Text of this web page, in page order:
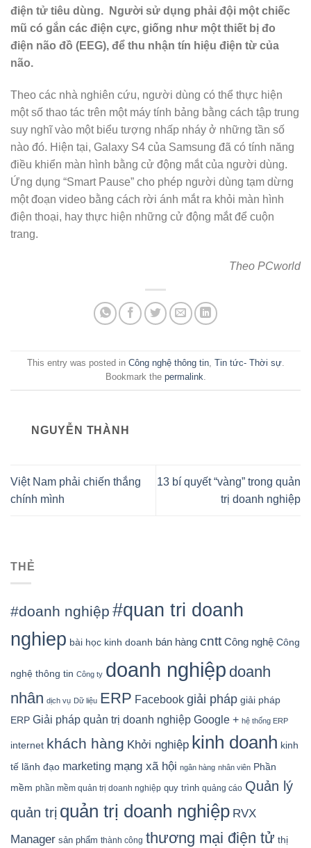
điện tử tiêu dùng. Người sử dụng phải đội một chiếc
mũ có gắn các điện cực, giống như một thiết bị đo
điện não đồ (EEG), để thu nhận tín hiệu điện từ của
não.
Theo các nhà nghiên cứu, người dùng có thể thực hiện
một số thao tác trên một máy tính bảng bằng cách tập trung
suy nghĩ vào một biểu tượng nhấp nháy ở những tần số
nào đó. Hiện tại, Galaxy S4 của Samsung đã có tính năng
điều khiển màn hình bằng cử động mắt của người dùng.
Ứng dụng “Smart Pause” cho phép người dùng tạm dừng
một đoạn video bằng cách rời ánh mắt ra khỏi màn hình
điện thoại, hay thực hiện những cử động mắt để cuộn
trang.
Theo PCworld
This entry was posted in Công nghệ thông tin, Tin tức- Thời sự.
Bookmark the permalink
NGUYỄN THÀNH
Việt Nam phải chiến thắng
chính mình
13 bí quyết “vàng” trong quản
trị doanh nghiệp
THẺ
#doanh nghiệp #quan tri doanh
nghiep bài học kinh doanh bán hàng cntt Công nghệ Công
nghệ thông tin Công ty doanh nghiệp doanh
nhân dịch vụ Dữ liệu ERP Facebook giải pháp giải pháp
ERP Giải pháp quản trị doanh nghiệp Google + hệ thống ERP
internet khách hàng Khởi nghiệp kinh doanh kinh
tế lãnh đạo marketing mạng xã hội ngân hàng nhân viên Phần
mềm phần mềm quản trị doanh nghiệp quy trình quảng cáo Quản lý
quản trị quản trị doanh nghiệp RVX
Manager sản phẩm thành công thương mại điện tử thị